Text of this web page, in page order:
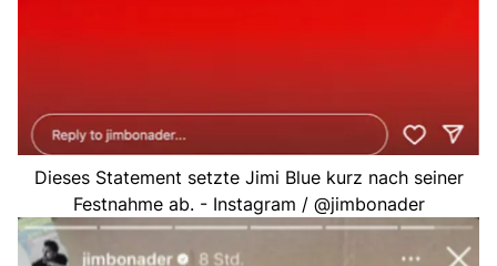
Dieses Statement setzte Jimi Blue kurz nach seiner
Festnahme ab. - Instagram / @jimbonader